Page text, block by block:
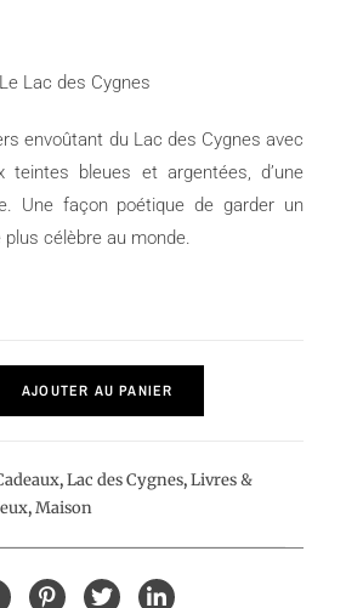
Lac des Cygnes
envoûtant du Lac des Cygnes avec
teintes bleues et argentées, d’une
Une façon poétique de garder un
célèbre au monde.
AJOUTER AU PANIER
,Lac des Cygnes,Livres &
,Maison